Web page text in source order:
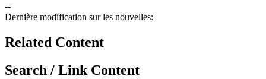
--
Dernière modification sur les nouvelles:
Related Content
Search / Link Content